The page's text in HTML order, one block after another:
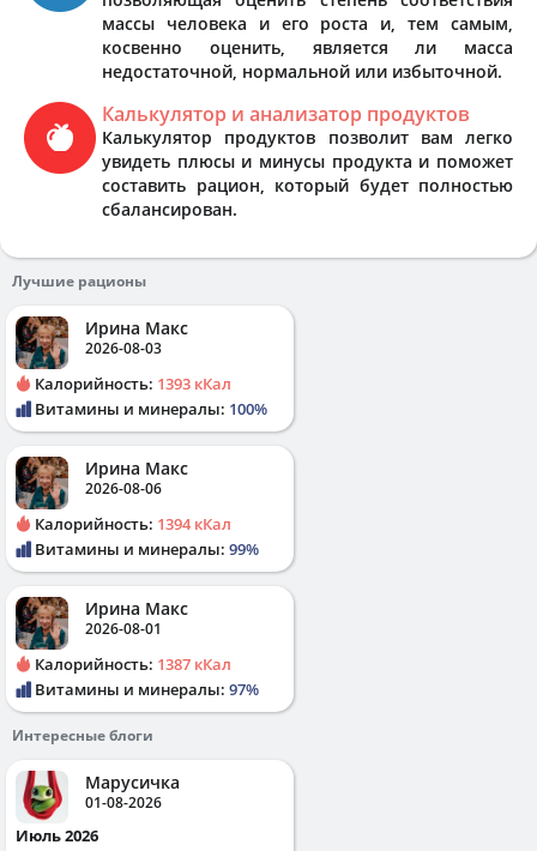
массы человека и его роста и, тем самым,
косвенно оценить, является ли масса
недостаточной, нормальной или избыточной.
Калькулятор и анализатор продуктов
Калькулятор продуктов позволит вам легко
увидеть плюсы и минусы продукта и поможет
составить рацион, который будет полностью
сбалансирован.
Лучшие рационы
Ирина Макс
2026-08-03
Калорийность: 1393 кКал
Витамины и минералы: 100%
Ирина Макс
2026-08-06
Калорийность: 1394 кКал
Витамины и минералы: 99%
Ирина Макс
2026-08-01
Калорийность: 1387 кКал
Витамины и минералы: 97%
Интересные блоги
Марусичка
01-08-2026
Июль 2026